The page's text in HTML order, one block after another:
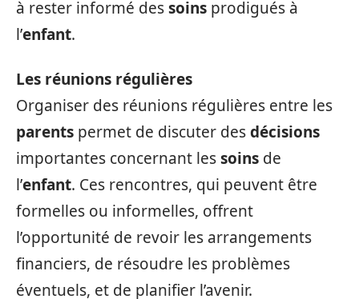
à rester informé dessoins prodigués à
l’enfant.
Les réunions régulières
Organiser des réunions régulières entre les
parents permet de discuter desdécisions
importantes concernant lessoins de
l’enfant. Ces rencontres, qui peuvent être
formelles ou informelles, offrent
l’opportunité de revoir les arrangements
financiers, de résoudre les problèmes
éventuels, et de planifier l’avenir.